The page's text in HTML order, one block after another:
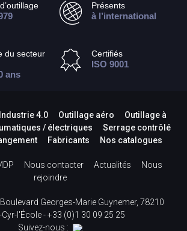
Présents
à l’international
du secteur
ans
Certifiés
ISO 9001
Industrie 4.0 Outillage aéro
Outillage à
/ électriques
Serrage contrôlé
Fabricants Nos catalogues
Nous contacter Actualités
Nous
rejoindre
Georges-Marie Guynemer, 78210
Cyr-l'École -+33 (0)1 30 09 25 25
Suivez-nous :